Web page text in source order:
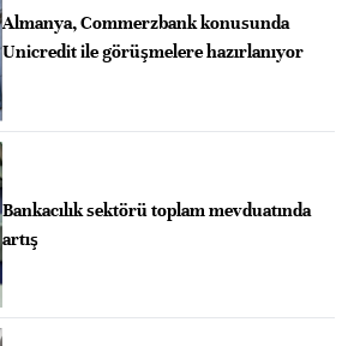
Almanya, Commerzbank konusunda
Unicredit ile görüşmelere hazırlanıyor
Bankacılık sektörü toplam mevduatında
artış